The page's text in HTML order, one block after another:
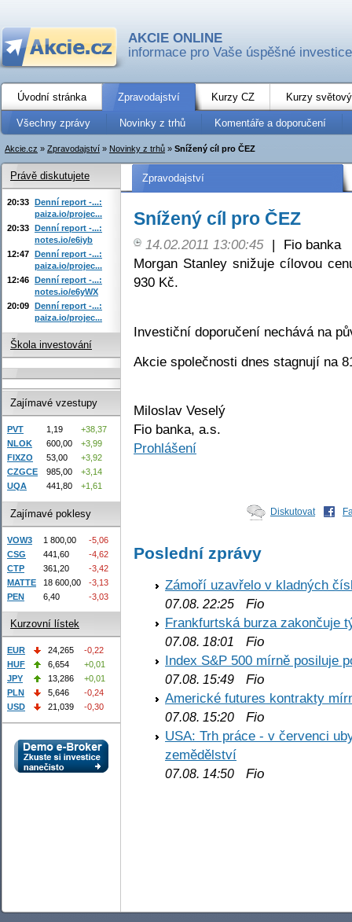
AKCIE ONLINE
informace pro Vaše úspěšné investice
Úvodní stránka Zpravodajství Kurzy CZ Kurzy
Všechny zprávy Novinky z trhů Komentáře a doporučení
Akcie.cz » Zpravodajství » Novinky z trhů » Snížený cíl pro ČEZ
Zpravodajství
Snížený cíl pro ČEZ
14.02.2011 13:00:45 |
Fio banka
Morgan Stanley snižuje cílovou
930 Kč.
Investiční doporučení nechává na
Akcie společnosti dnes stagnují na
Miloslav Veselý
Fio banka, a.s.
Prohlášení
Diskutovat
Poslední zprávy
Zámoří uzavřelo v kladných
07.08. 22:25 Fio
Frankfurtská burza zakončuje
07.08. 18:01
Fio
Index S&P 500 mírně posiluje
07.08. 15:49 Fio
Americké futures kontrakty
07.08. 15:20 Fio
USA: Trh práce - v červenci
zemědělství
07.08. 14:50 Fio
Právě diskutujete
20:33 Denní report -...:
paiza.io/projec...
20:33 Denní report -...:
notes.io/e6iyb
12:47 Denní report -...:
paiza.io/projec...
12:46 Denní report -...:
notes.io/e6yWX
20:09 Denní report -...:
paiza.io/projec...
Škola investování
Zajímavé vzestupy
PVT 1,19
+38,37
NLOK
600,00
+3,99
FIXZO
53,00
+3,92
CZGCE
985,00
+3,14
UQA
441,80 +1,61
Zajímavé poklesy
VOW3 1 800,00
-5,06
CSG
441,60
-4,62
CTP
361,20
-3,42
MATTE
18 600,00
-3,13
PEN
6,40 -3,03
Kurzovní lístek
EUR 24,265
-0,22
HUF
6,654
+0,01
JPY
13,286
+0,01
PLN
5,646
-0,24
USD
21,039 -0,30